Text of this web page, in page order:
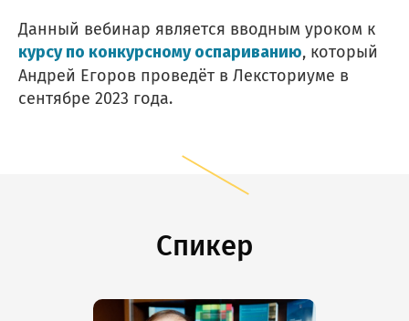
Данный вебинар является вводным уроком к
курсу по конкурсному оспариванию, который
Андрей Егоров проведёт в Лексториуме в
сентябре 2023 года.
Спикер